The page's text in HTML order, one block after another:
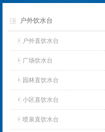
户外饮水台
户外直饮水台
广场饮水台
园林直饮水台
小区直饮水台
喷泉直饮水台